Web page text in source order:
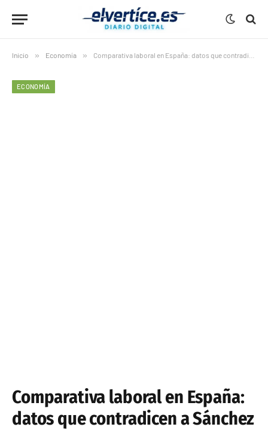
Inicio » Economía » Comparativa laboral en España: datos que contradicen a Sánchez
ECONOMÍA
Comparativa laboral en España:
datos que contradicen a Sánchez